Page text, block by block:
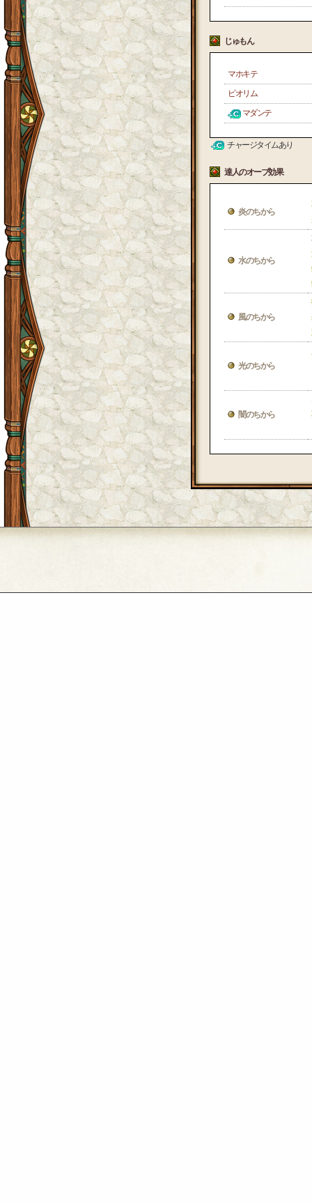
じゅもん
マホキテ
ピオリム
マダンテ
チャージタイムあり
達人のオーブ効果
炎のちから
水のちから
風のちから
光のちから
闇のちから